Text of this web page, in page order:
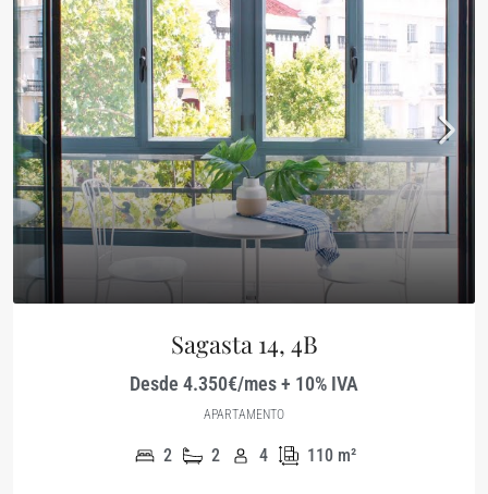
Sagasta 14, 4B
Desde 4.350€/mes + 10% IVA
APARTAMENTO
2 2 4 110 m²